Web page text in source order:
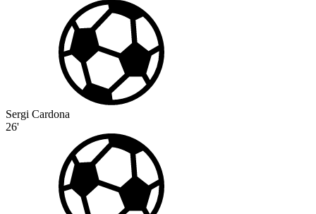
Sergi Cardona
26'